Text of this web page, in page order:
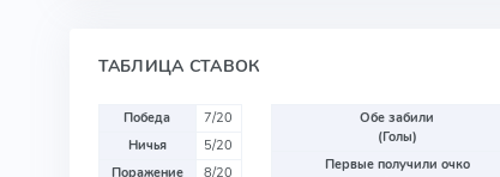
ТАБЛИЦА СТАВОК
Победа
7/20
Ничья
5/20
Поражение
8/20
Обе забили
(Голы)
Первые получили очко